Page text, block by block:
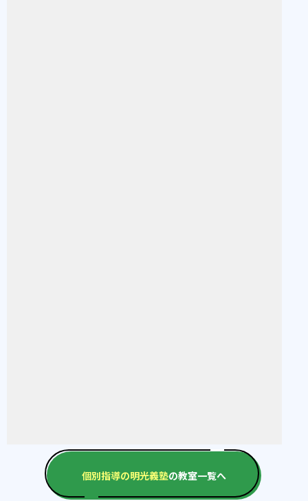
個別指導の明光義塾の教室一覧へ